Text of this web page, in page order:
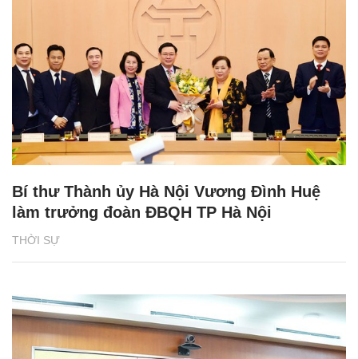
THỜI SỰ
Bí thư Thành ủy Hà Nội Vương Đình Huệ
làm trưởng đoàn ĐBQH TP Hà Nội